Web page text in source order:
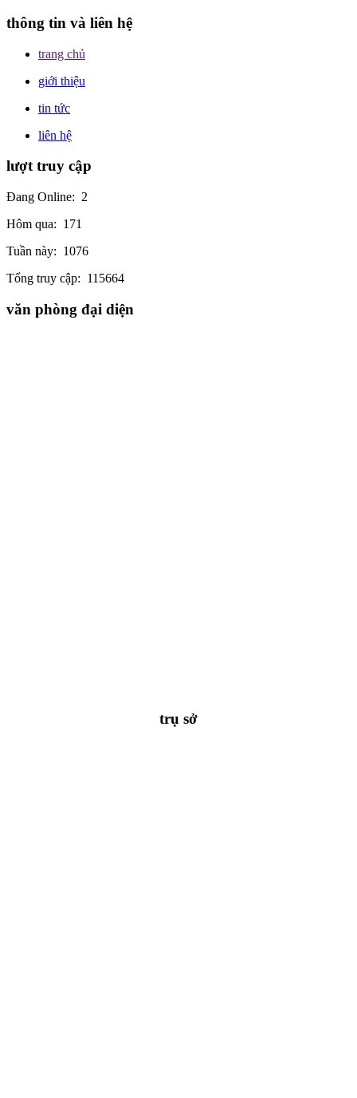
thông tin và liên hệ
trang chủ
giới thiệu
tin tức
liên hệ
lượt truy cập
Đang Online: 2
Hôm qua: 171
Tuần này: 1076
Tổng truy cập: 115664
văn phòng đại diện
trụ sở